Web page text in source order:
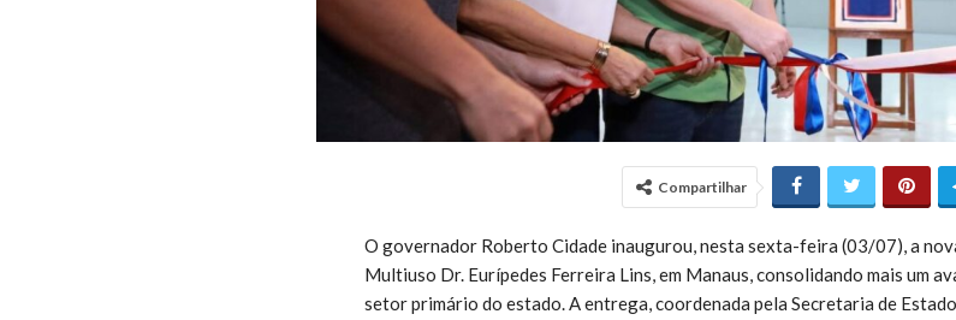
Compartilhar
O governador Roberto Cidade inaugurou, nesta sexta-feira (03/07), a
Multiuso Dr. Eurípedes Ferreira Lins, em Manaus, consolidando mais um
setor primário do estado. A entrega, coordenada pela Secretaria de